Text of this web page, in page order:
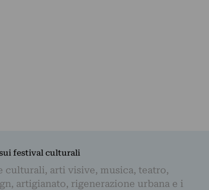
festival culturali
culturali, arti visive, musica, teatro,
artigianato, rigenerazione urbana e i